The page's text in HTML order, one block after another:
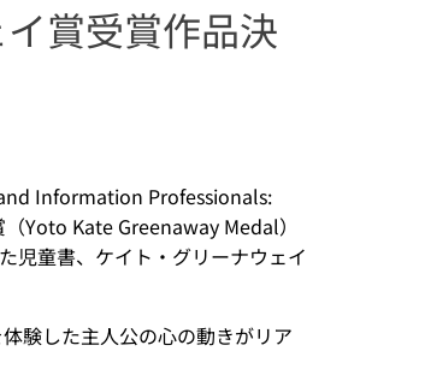
賞受賞作品決
Information Professionals:
Yoto Kate Greenaway Medal）
児童書、ケイト・グリーナウェイ
験した主人公の心の動きがリア